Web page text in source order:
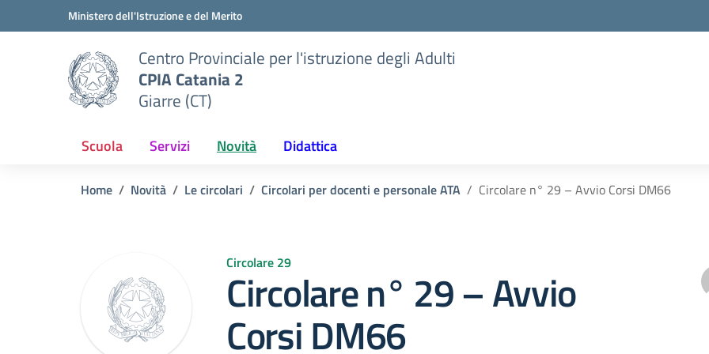
Vai ai contenuti
Vai al menu di navigazioneMinistero dell'Istruzione e del Merito
Centro Provinciale per l'istruzione degli Adulti
CPIA Catania 2
Giarre (CT)
Scuola Servizi Novità Didattica
Home Novità Le circolari Circolari per docenti e personale ATA Circolare n° 29 – Avvio Corsi DM66
Circolare 29
Circolare n° 29 – Avvio
Corsi DM66